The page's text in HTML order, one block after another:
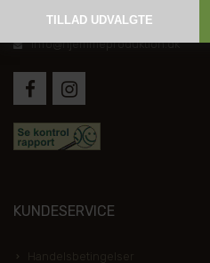
+45 6267 1447
info@hjemmeproduktion.dk
KUNDESERVICE
Handelsbetingelser